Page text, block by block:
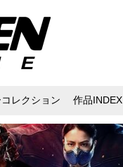
レクション 作品INDEX